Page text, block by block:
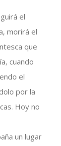
el
morirá el
que
cuando
el
por la
Hoy no
un lugar